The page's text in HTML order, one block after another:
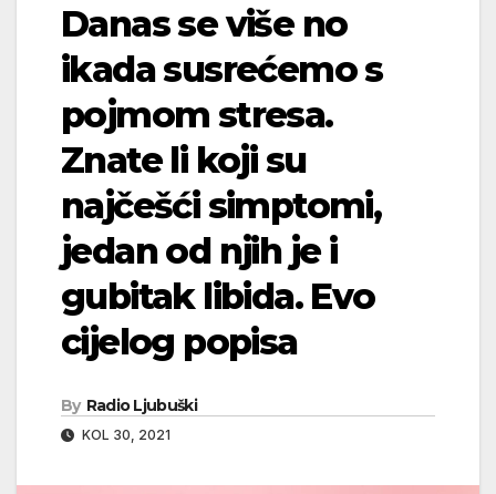
Danas se više no
ikada susrećemo s
pojmom stresa.
Znate li koji su
najčešći simptomi,
jedan od njih je i
gubitak libida. Evo
cijelog popisa
By Radio Ljubuški
KOL 30, 2021